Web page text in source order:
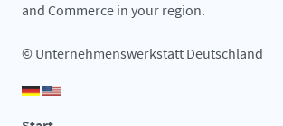
and Commerce in your region.
© Unternehmenswerkstatt Deutschland